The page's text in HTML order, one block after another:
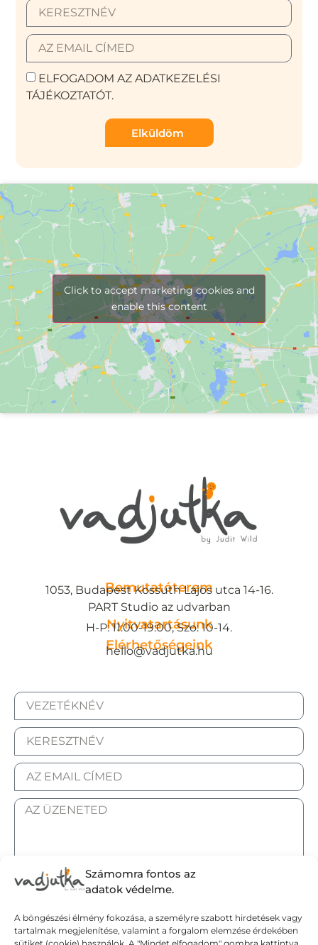
Számomra fontos az
adatok védelme.
A böngészési élmény fokozása, a személyre szabott hirdetések vagy
tartalmak megjelenítése, valamint a forgalom elemzése érdekében
ELFOGADOM AZ ADATKEZELÉSI
TÁJÉKOZTATÓT.
Elküldöm
Click to accept marketing cookies and
enable this content
Bemutatóterem
1053, Budapest Kossuth Lajos utca 14-16.
PART Studio az udvarban
Nyitvatartásunk
H-P: 11:00-19:00, Szo: 10-14.
Elérhetőségeink
hello@vadjutka.hu
ELFOGADOM AZ ADATKEZELÉSI TÁJÉKOZTATÓT.
Elküldöm